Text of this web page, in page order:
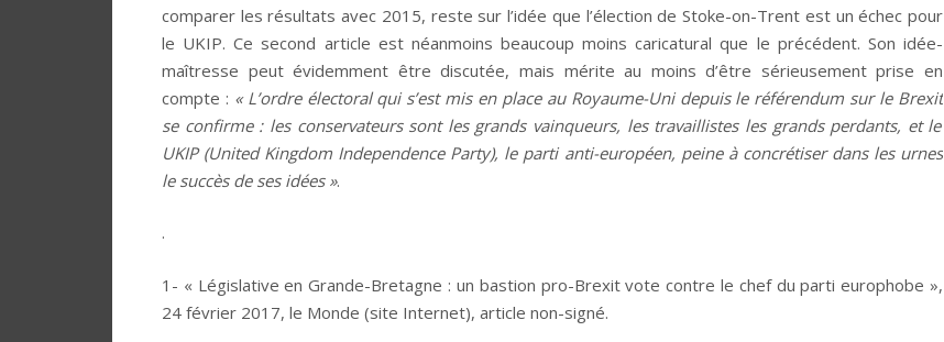
comparer les résultats avec 2015, reste sur l’idée que l’élection de Stoke-on-Trent est un échec pour
le UKIP. Ce second article est néanmoins beaucoup moins caricatural que le précédent. Son idée-
maîtresse peut évidemment être discutée, mais mérite au moins d’être sérieusement prise en
compte : « L’ordre électoral qui s’est mis en place au Royaume-Uni depuis le référendum sur le Brexit
se confirme : les conservateurs sont les grands vainqueurs, les travaillistes les grands perdants, et le
UKIP (United Kingdom Independence Party), le parti anti-européen, peine à concrétiserdans les urnes
le succès de ses idées ».
.
1- « Législative en Grande-Bretagne : un bastion pro-Brexit vote contre le chef du parti europhobe »,
24 février 2017, le Monde (site Internet), article non-signé.